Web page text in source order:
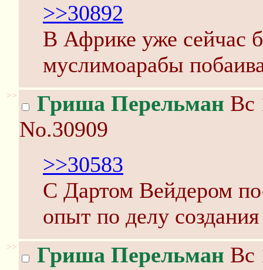
>>30892
В Африке уже сейчас
муслимоарабы
>> Гриша Перельман Вс
No.30909
>>30583
C Дартом Вейдером
опыт по делу
>> Гриша Перельман Вс